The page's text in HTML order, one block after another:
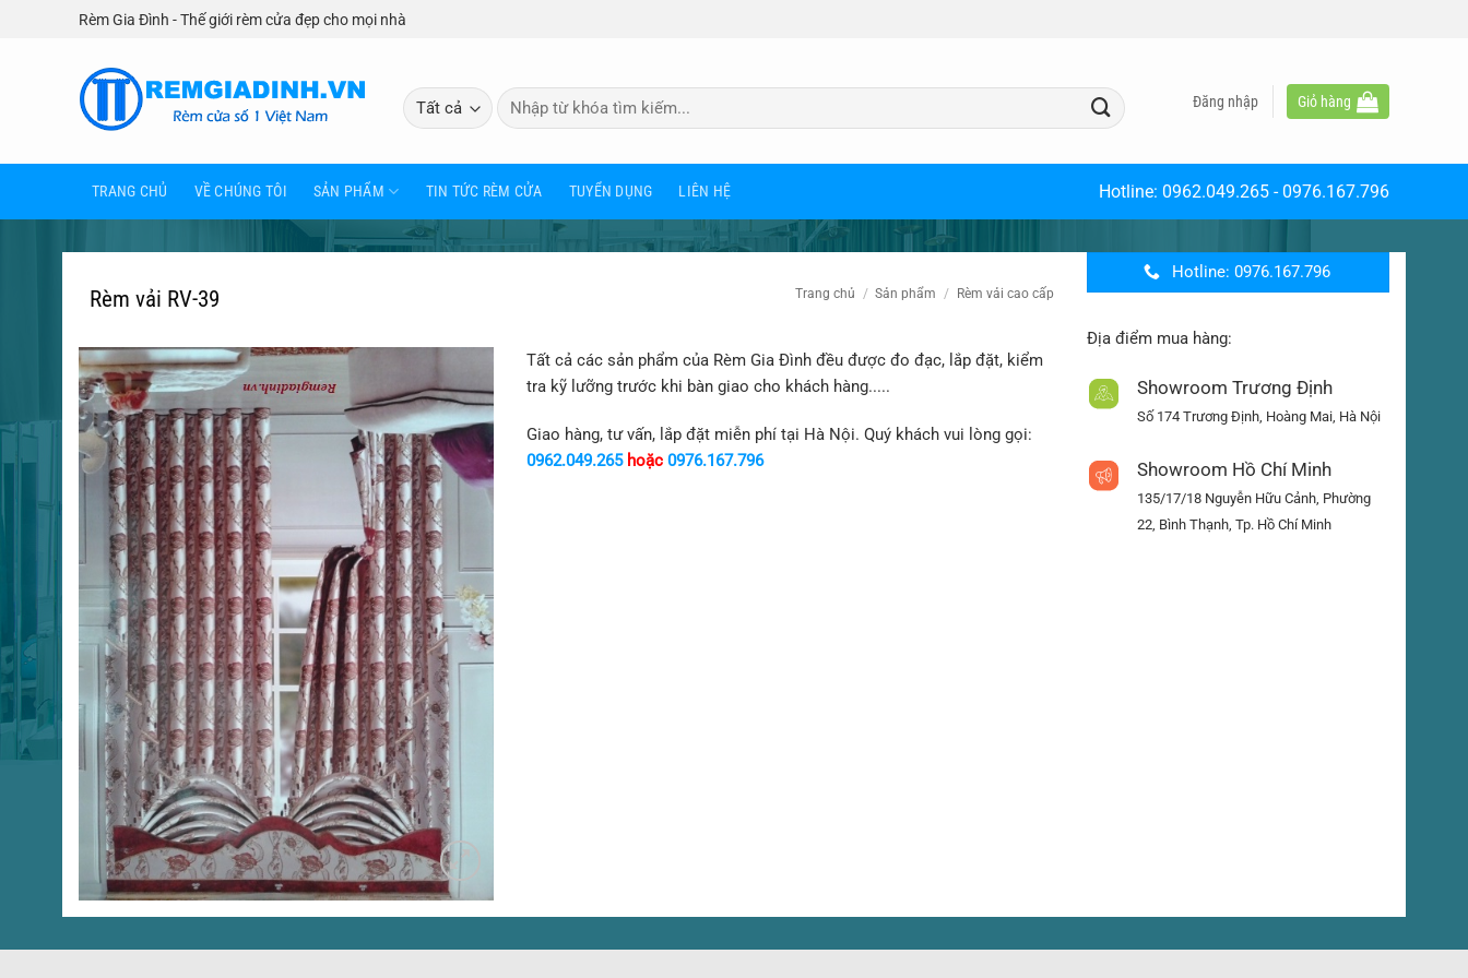
Rèm Gia Đình - Thế giới rèm cửa đẹp cho mọi nhà
Tìm
kiếm:
Đăng nhập Giỏ hàng
TRANG CHỦ VỀ CHÚNG TÔI SẢN PHẨM TIN TỨC RÈM CỬA TUYỂN DỤNG LIÊN HỆ Hotline: 0962.049.265 -0976.167.796
Rèm vải RV-39 Trang chủ / Sản phẩm / Rèm vải cao cấp
Hotline: 0976.167.796
Tất cả các sản phẩm của Rèm Gia Đình đều được đo đạc, lắp đặt, kiểm
tra kỹ lưỡng trước khi bàn giao cho khách hàng.....
Giao hàng, tư vấn, lắp đặt miễn phí tại Hà Nội. Quý khách vui lòng gọi:
0962.049.265hoặc 0976.167.796
Địa điểm mua hàng:
Showroom Trương Định
Số 174 Trương Định, Hoàng Mai, Hà Nội
Showroom Hồ Chí Minh
135/17/18 Nguyễn Hữu Cảnh, Phường
22, Bình Thạnh, Tp. Hồ Chí Minh